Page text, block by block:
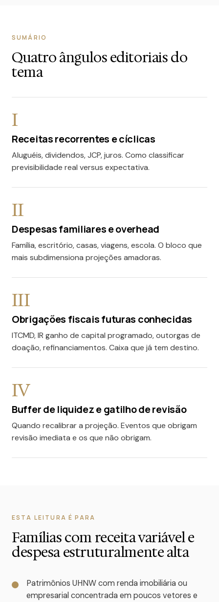
SUMÁRIO
Quatro ângulos editoriais do
tema
I
Receitas recorrentes e cíclicas
Aluguéis, dividendos, JCP, juros. Como classificar
previsibilidade real versus expectativa.
II
Despesas familiares e overhead
Família, escritório, casas, viagens, escola. O bloco que
mais subdimensiona projeções amadoras.
III
Obrigações fiscais futuras conhecidas
ITCMD, IR ganho de capital programado, outorgas de
doação, refinanciamentos. Caixa que já tem destino.
IV
Buffer de liquidez e gatilho de revisão
Quando recalibrar a projeção. Eventos que obrigam
revisão imediata e os que não obrigam.
ESTA LEITURA É PARA
Famílias com receita variável e
despesa estruturalmente alta
Patrimônios UHNW com renda imobiliária ou
empresarial concentrada em poucos vetores e